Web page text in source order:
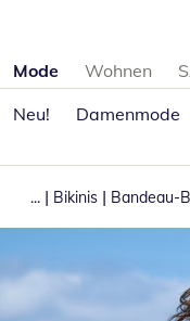
Produktkategorien
Mode Wohnen
Neu!
Damenmode
... | Bikinis | Bandeau-